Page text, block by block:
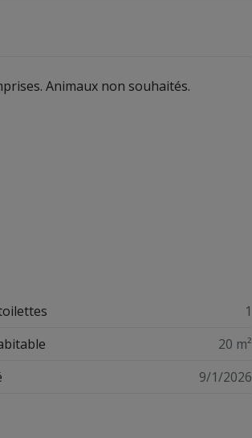
Animaux non souhaités.
1
20 m²
9/1/2026